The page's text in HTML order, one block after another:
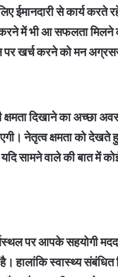
ईमानदारी से कार्य
में भी आ सफलता मिलने
खर्च करने को मन
दिखाने का अच्छा
नेतृत्व क्षमता को
सामने वाले की बात में
पर आपके सहयोगी
हालांकि स्वास्थ्य